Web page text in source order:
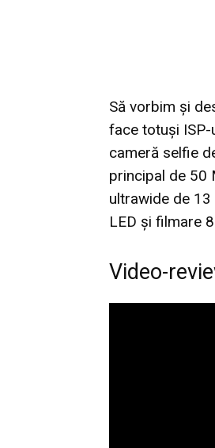
Să vorbim şi
face totuşi
cameră selfie
principal de 50
ultrawide de
LED şi filmare
Video-